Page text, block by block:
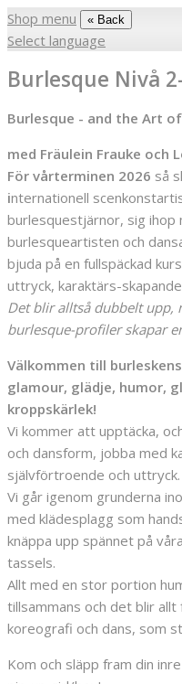
Shop menu « Back
Select language
Burlesque Nivå
Burlesque - and the Art
med Fräulein Frauke och
För vårterminen 2026 så
internationell
burlesquestjärnor, sig ihop
burlesqueartisten och
bjuda på en fullspäckad
uttryck, karaktärs-
Det blir alltså dubbelt upp,
burlesque-profiler skapar
Välkommen till
glamour, glädje, humor,
kroppskärlek!
Vi kommer att upptäcka,
och dansform, jobba med
självförtroende och uttryck.
Vi går igenom grunderna
med klädesplagg som
knäppa upp spännet på
tassels.
Allt med en stor portion
tillsammans och det blir
koreografi och dans, som
Kom och släpp fram din